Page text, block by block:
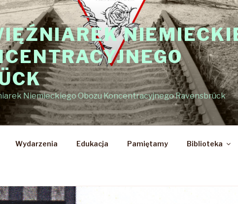
Niemieckiego Obozu Koncentracyjnego Ravensbrück
Wydarzenia Edukacja Pamiętamy Biblioteka